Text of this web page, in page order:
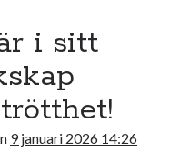
i sitt
9 januari 2026 14:26